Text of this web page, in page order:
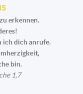
erkennen.
ich dich anrufe.
bin.
1,7